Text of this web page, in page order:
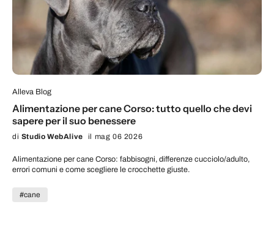
Alleva Blog
Alimentazione per cane Corso: tutto quello che devi
sapere per il suo benessere
di Studio WebAlive il mag 06 2026
Alimentazione per cane Corso: fabbisogni, differenze cucciolo/adulto,
errori comuni e come scegliere le crocchette giuste.
#cane